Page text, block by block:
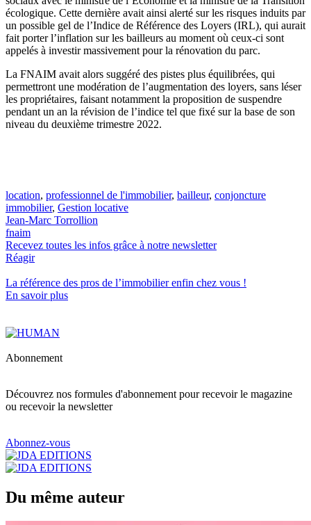
écologique. Cette dernière avait ainsi alerté sur les risques induits par
un possible gel de l’Indice de Référence des Loyers (IRL), qui aurait
fait porter l’inflation sur les bailleurs au moment où ceux-ci sont
appelés à investir massivement pour la rénovation du parc.
La FNAIM avait alors suggéré des pistes plus équilibrées, qui
permettront une modération de l’augmentation des loyers, sans léser
les propriétaires, faisant notamment la proposition de suspendre
pendant un an la révision de l’indice tel que fixé sur la base de son
niveau du deuxième trimestre 2022.
location, professionnel de l'immobilier, bailleur, conjoncture
immobilier, Gestion locative
Jean-Marc Torrollion
fnaim
Recevez toutes les infos grâce à notre newsletter
Réagir
La référence des pros de l’immobilierenfin chez vous !
En savoir plus
Abonnement
Découvrez nos formules d'abonnement pour recevoir le magazine
ou recevoir la newsletter
Abonnez-vous
Du même auteur